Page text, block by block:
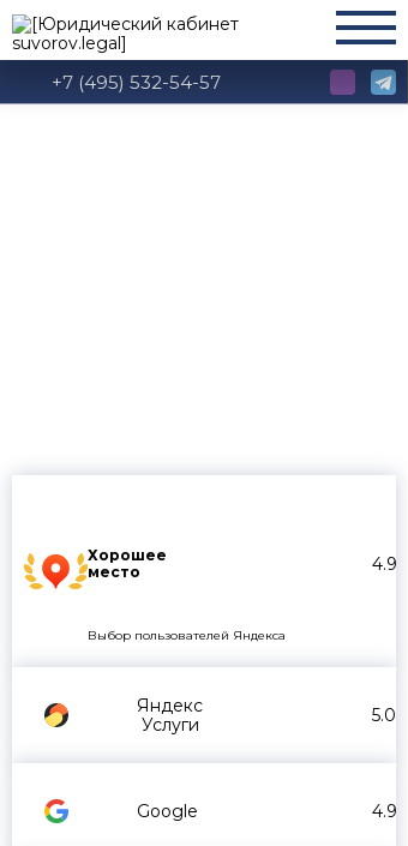
+7 (495) 532-54-57
Хорошее
место
4.9
Выбор пользователей Яндекса
Яндекс
Услуги
5.0
Google 4.9